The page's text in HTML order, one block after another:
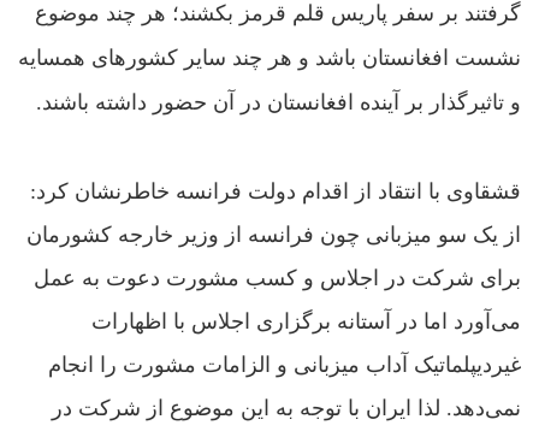
گرفتند بر سفر پاریس قلم قرمز بکشند؛ هر چند موضوع
نشست افغانستان باشد و هر چند سایر کشورهای همسایه
و تاثیرگذار بر آینده افغانستان در آن حضور داشته باشند.
قشقاوى با انتقاد از اقدام دولت فرانسه خاطرنشان کرد:
از يک سو ميزبانى چون فرانسه از وزير خارجه‌ کشورمان
براى شرکت در اجلاس و کسب مشورت دعوت به عمل
مى‌آورد اما در آستانه‌ برگزارى اجلاس با اظهارات
غيرديپلماتيک آداب ميزبانى و الزامات مشورت را انجام
نمى‌دهد. لذا ايران با توجه به اين موضوع از شرکت در